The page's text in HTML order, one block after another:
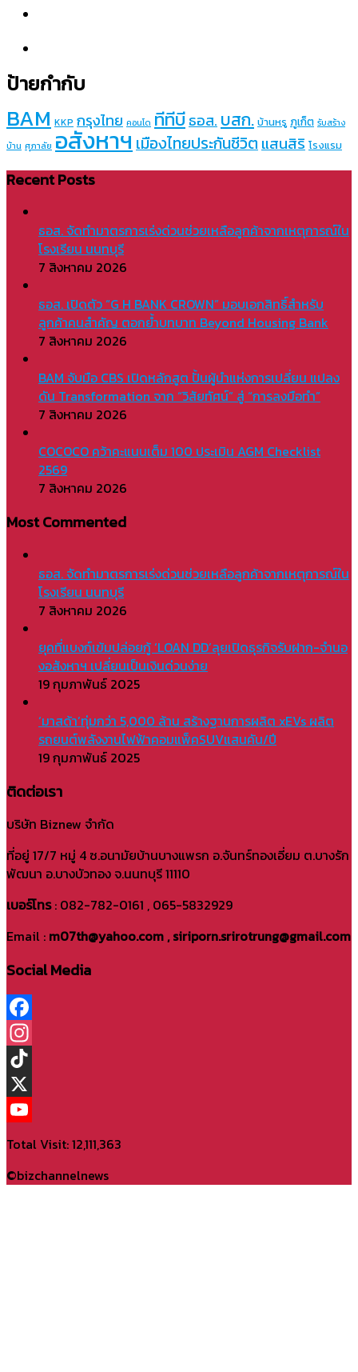
ป้ายกำกับ
BAM KKP กรุงไทย คอนโด ทีทีบีธอส. บสก. บ้านหรู ภูเก็ต รับสร้าง
บ้าน ศุภาลัย อสังหาฯเมืองไทยประกันชีวิต แสนสิริ โรงแรม
Recent Posts
ธอส. จัดทำมาตรการเร่งด่วนช่วยเหลือลูกค้าจากเหตุการณ์ใน
โรงเรียน นนทบุรี
7 สิงหาคม 2026
ธอส. เปิดตัว “G H BANK CROWN” มอบเอกสิทธิ์สำหรับ
ลูกค้าคนสำคัญ ตอกย้ำบทบาท Beyond Housing Bank
7 สิงหาคม 2026
BAM จับมือ CBS เปิดหลักสูต ปั้นผู้นำแห่งการเปลี่ยน แปลง
ดัน Transformation จาก “วิสัยทัศน์” สู่ “การลงมือทำ”
7 สิงหาคม 2026
COCOCO คว้าคะแนนเต็ม 100 ประเมิน AGM Checklist
2569
7 สิงหาคม 2026
Most Commented
ธอส. จัดทำมาตรการเร่งด่วนช่วยเหลือลูกค้าจากเหตุการณ์ใน
โรงเรียน นนทบุรี
7 สิงหาคม 2026
ยุคที่แบงก์เข้มปล่อยกู้ ‘LOAN DD’ลุยเปิดธุรกิจรับฝาก-จำนอ
งอสังหาฯ เปลี่ยนเป็นเงินด่วนง่าย
19 กุมภาพันธ์ 2025
‘มาสด้า’ทุ่มกว่า 5,000 ล้าน สร้างฐานการผลิต xEVs ผลิต
รถยนต์พลังงานไฟฟ้าคอมแพ็คSUVแสนคัน/ปี
19 กุมภาพันธ์ 2025
ติดต่อเรา
บริษัท Biznew จำกัด
ที่อยู่ 17/7 หมู่ 4 ซ.อนามัยบ้านบางแพรก อ.จันทร์ทองเอี่ยม ต.บางรัก
พัฒนา อ.บางบัวทอง จ.นนทบุรี 11110
เบอร์โทร: 082-782-0161 , 065-5832929
Email : m07th@yahoo.com , siriporn.srirotrung@gmail.com
Social Media
Facebook
Instagram
TikTok
X
Total Visit: 12,111,363
©bizchannelnews